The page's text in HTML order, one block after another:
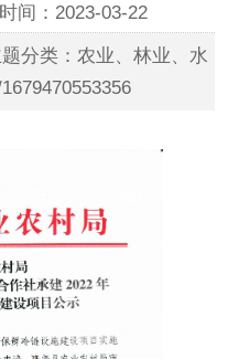
时间：2023-03-22
分类：农业、林业、水